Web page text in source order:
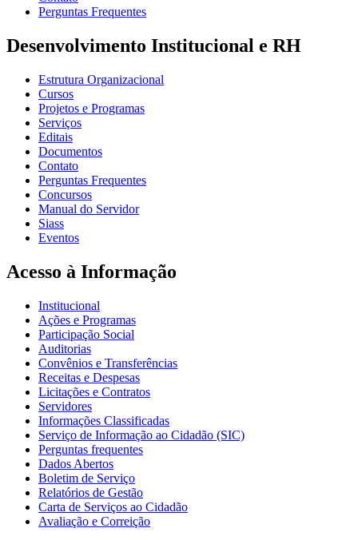
Perguntas Frequentes
Desenvolvimento Institucional e RH
Estrutura Organizacional
Cursos
Projetos e Programas
Serviços
Editais
Documentos
Contato
Perguntas Frequentes
Concursos
Manual do Servidor
Siass
Eventos
Acesso à Informação
Institucional
Ações e Programas
Participação Social
Auditorias
Convênios e Transferências
Receitas e Despesas
Licitações e Contratos
Servidores
Informações Classificadas
Serviço de Informação ao Cidadão (SIC)
Perguntas frequentes
Dados Abertos
Boletim de Serviço
Relatórios de Gestão
Carta de Serviços ao Cidadão
Avaliação e Correição